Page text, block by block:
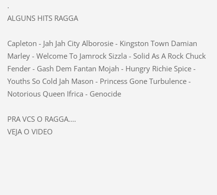
.
ALGUNS HITS RAGGA
Capleton - Jah Jah City Alborosie - Kingston Town Damian
Marley - Welcome To Jamrock Sizzla - Solid As A Rock Chuck
Fender - Gash Dem Fantan Mojah - Hungry Richie Spice -
Youths So Cold Jah Mason - Princess Gone Turbulence -
Notorious Queen Ifrica - Genocide
PRA VCS O RAGGA....
VEJA O VIDEO